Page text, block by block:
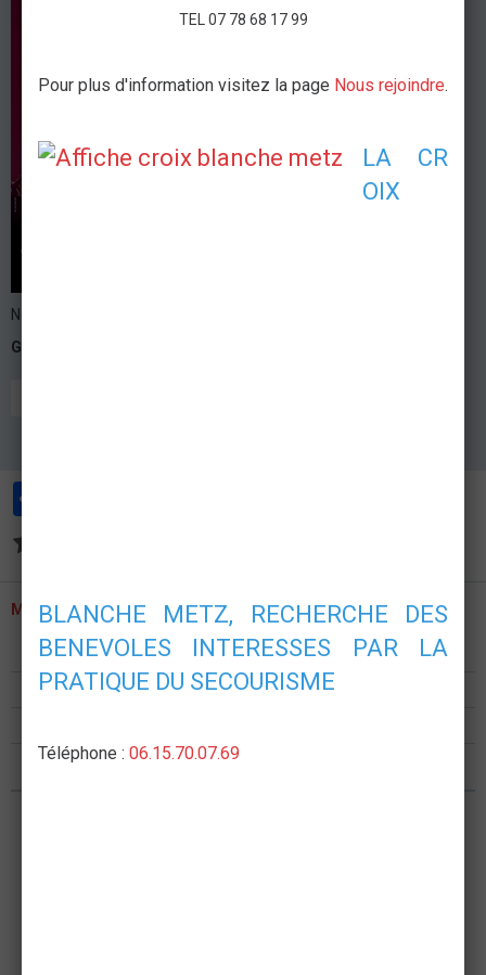
Nous seront présents pour ce grand spectacle
GALAXIE
MENU
Présentation
Formations
Nous rejoindre
TEL 07 78 68 17 99
Pour plus d'information visitez la page Nous rejoindre.
LA CR
OIX
BLANCHE METZ, RECHERCHE DES
BENEVOLES INTERESSES PAR LA
PRATIQUE DU SECOURISME
Téléphone : 06.15.70.07.69